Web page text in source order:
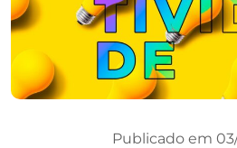
Publicado em